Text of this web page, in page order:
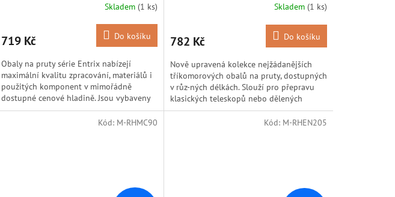
Skladem (1 ks)
719 Kč Do košíku
Obaly na pruty série Entrix nabízejí
maximální kvalitu zpracování, materiálů i
použitých komponent v mimořádně
dostupné cenové hladině. Jsou vybaveny
...
Skladem (1 ks)
782 Kč Do košíku
Nově upravená kolekce nejžádanějších
tříkomorových obalů na pruty, dostupných
v růz-ných délkách. Slouží pro přepravu
klasických teleskopů nebo dělených
kaprových a feede-rových...
Kód: M-RHMC90 Kód: M-RHEN205